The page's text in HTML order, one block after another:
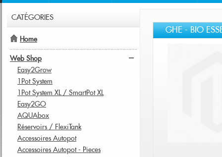
GHE - BIO
CATÉGORIES
Home
Web Shop
Easy2Grow
1Pot System
1Pot System XL / SmartPot XL
Easy2GO
AQUAbox
Réservoirs / FlexiTank
Accessoires Autopot
Accessoires Autopot - Pieces